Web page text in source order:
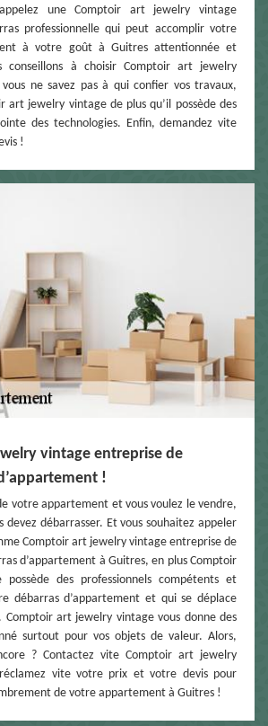
une Comptoir art jewelry vintage
professionnelle qui peut accomplir votre
à votre goût à Guitres attentionnée et
conseillons à choisir Comptoir art jewelry
ne savez pas à qui confier vos travaux,
art jewelry vintage de plus qu’il possède des
des technologies. Enfin, demandez vite
!
vintage entreprise de
!
votre appartement et vous voulez le vendre,
devez débarrasser. Et vous souhaitez appeler
Comptoir art jewelry vintage entreprise de
d’appartement à Guitres, en plus Comptoir
des professionnels compétents et
débarras d’appartement et qui se déplace
Comptoir art jewelry vintage vous donne des
surtout pour vos objets de valeur. Alors,
? Contactez vite Comptoir art jewelry
vite votre prix et votre devis pour
de votre appartement à Guitres !